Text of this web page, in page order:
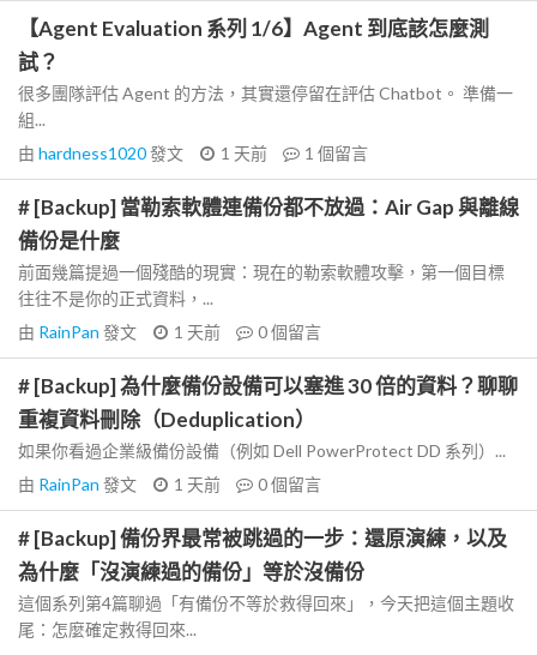
【Agent Evaluation 系列 1/6】Agent 到底該怎麼測
試？
很多團隊評估 Agent 的方法，其實還停留在評估 Chatbot。 準備一
組...
由 hardness1020發文 1 天前 1 個留言
# [Backup] 當勒索軟體連備份都不放過：Air Gap 與離線
備份是什麼
前面幾篇提過一個殘酷的現實：現在的勒索軟體攻擊，第一個目標
往往不是你的正式資料，...
由 RainPan 發文 1 天前 0個留言
# [Backup] 為什麼備份設備可以塞進 30 倍的資料？聊聊
重複資料刪除（Deduplication）
如果你看過企業級備份設備（例如 Dell PowerProtect DD 系列）...
由 RainPan 發文 1 天前 0個留言
# [Backup] 備份界最常被跳過的一步：還原演練，以及
為什麼「沒演練過的備份」等於沒備份
這個系列第4篇聊過「有備份不等於救得回來」，今天把這個主題收
尾：怎麼確定救得回來...